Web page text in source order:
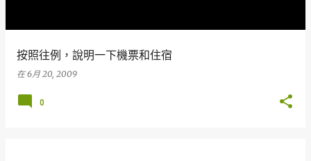
按照往例，說明一下機票和住宿
在6月 20, 2009
0